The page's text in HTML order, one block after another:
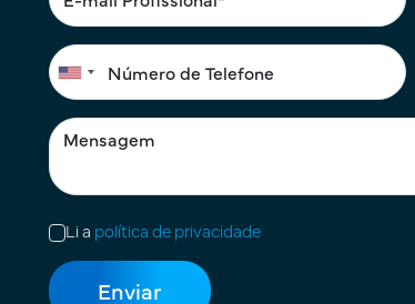
Li a política de privacidade